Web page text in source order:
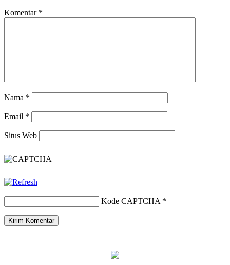
Komentar *
Nama *
Email *
Situs Web
Kode CAPTCHA *